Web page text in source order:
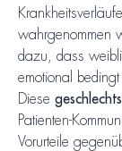
wahrgenommen
dazu, dass
emotional
Diese
Patienten-
Vorurteile